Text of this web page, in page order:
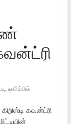
, ஒலிம்பிக்
கவன்ட்ரி